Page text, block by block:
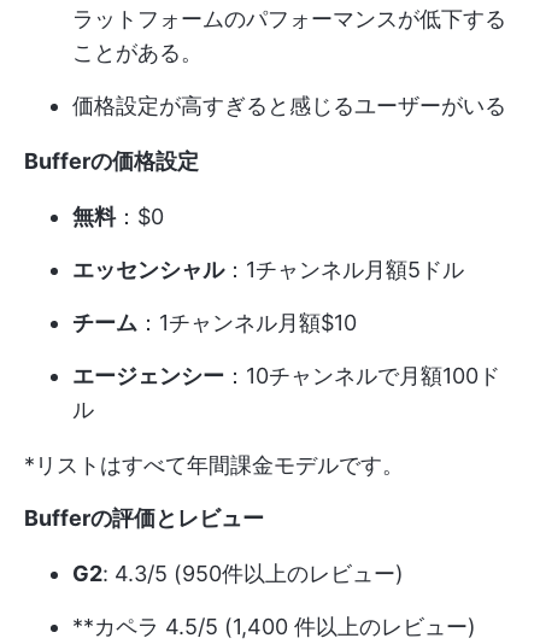
ラットフォームのパフォーマンスが低下する
ことがある。
価格設定が高すぎると感じるユーザーがいる
Bufferの価格設定
無料：$0
エッセンシャル：1チャンネル月額5ドル
チーム ：1チャンネル月額$10
エージェンシー ：10チャンネルで月額100ド
ル
*リストはすべて年間課金モデルです。
Bufferの評価とレビュー
G2: 4.3/5 (950件以上のレビュー)
**カペラ 4.5/5 (1,400 件以上のレビュー)